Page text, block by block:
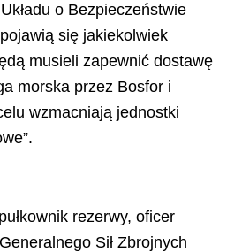
o Bezpieczeństwie
się jakiekolwiek
musieli zapewnić dostawę
morska przez Bosfor i
wzmacniają jednostki
rezerwy, oficer
Sił Zbrojnych